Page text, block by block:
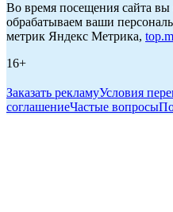
Во время посещения сайта вы
обрабатываем ваши
метрик Яндекс Метрика,
16+
Заказать рекламуУсловия
соглашениеЧастые вопросы